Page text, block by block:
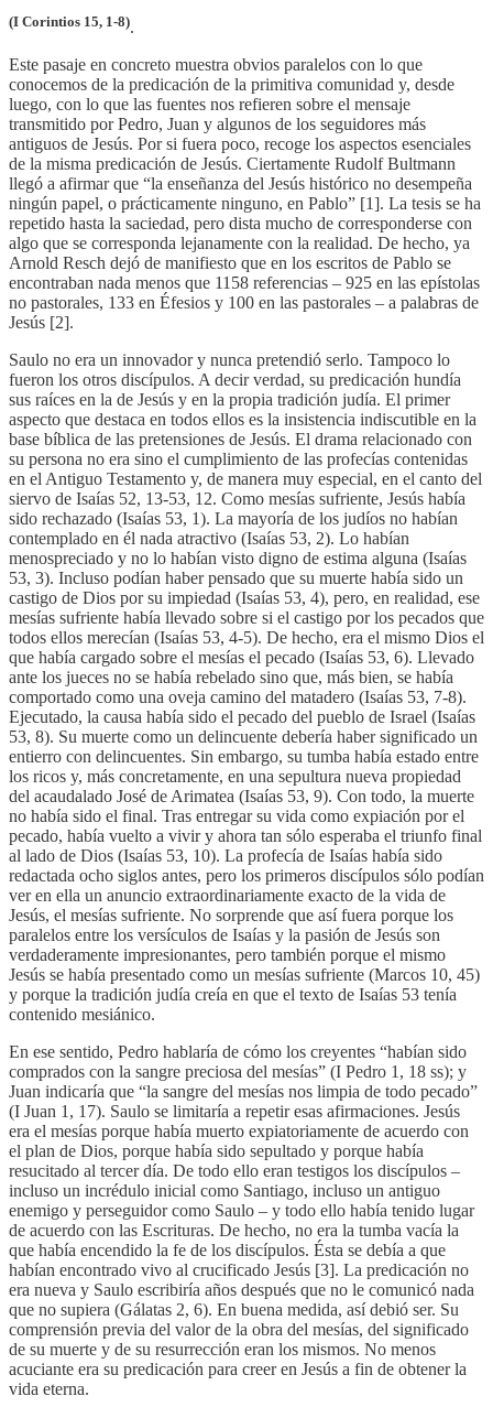
(I Corintios 15, 1-8).
Este pasaje en concreto muestra obvios paralelos con lo que
conocemos de la predicación de la primitiva comunidad y, desde
luego, con lo que las fuentes nos refieren sobre el mensaje
transmitido por Pedro, Juan y algunos de los seguidores más
antiguos de Jesús. Por si fuera poco, recoge los aspectos esenciales
de la misma predicación de Jesús. Ciertamente Rudolf Bultmann
llegó a afirmar que “la enseñanza del Jesús histórico no desempeña
ningún papel, o prácticamente ninguno, en Pablo” [1]. La tesis se ha
repetido hasta la saciedad, pero dista mucho de corresponderse con
algo que se corresponda lejanamente con la realidad. De hecho, ya
Arnold Resch dejó de manifiesto que en los escritos de Pablo se
encontraban nada menos que 1158 referencias – 925 en las epístolas
no pastorales, 133 en Éfesios y 100 en las pastorales – a palabras de
Jesús [2].
Saulo no era un innovador y nunca pretendió serlo. Tampoco lo
fueron los otros discípulos. A decir verdad, su predicación hundía
sus raíces en la de Jesús y en la propia tradición judía. El primer
aspecto que destaca en todos ellos es la insistencia indiscutible en la
base bíblica de las pretensiones de Jesús. El drama relacionado con
su persona no era sino el cumplimiento de las profecías contenidas
en el Antiguo Testamento y, de manera muy especial, en el canto del
siervo de Isaías 52, 13-53, 12. Como mesías sufriente, Jesús había
sido rechazado (Isaías 53, 1). La mayoría de los judíos no habían
contemplado en él nada atractivo (Isaías 53, 2). Lo habían
menospreciado y no lo habían visto digno de estima alguna (Isaías
53, 3). Incluso podían haber pensado que su muerte había sido un
castigo de Dios por su impiedad (Isaías 53, 4), pero, en realidad, ese
mesías sufriente había llevado sobre si el castigo por los pecados que
todos ellos merecían (Isaías 53, 4-5). De hecho, era el mismo Dios el
que había cargado sobre el mesías el pecado (Isaías 53, 6). Llevado
ante los jueces no se había rebelado sino que, más bien, se había
comportado como una oveja camino del matadero (Isaías 53, 7-8).
Ejecutado, la causa había sido el pecado del pueblo de Israel (Isaías
53, 8). Su muerte como un delincuente debería haber significado un
entierro con delincuentes. Sin embargo, su tumba había estado entre
los ricos y, más concretamente, en una sepultura nueva propiedad
del acaudalado José de Arimatea (Isaías 53, 9). Con todo, la muerte
no había sido el final. Tras entregar su vida como expiación por el
pecado, había vuelto a vivir y ahora tan sólo esperaba el triunfo final
al lado de Dios (Isaías 53, 10). La profecía de Isaías había sido
redactada ocho siglos antes, pero los primeros discípulos sólo podían
ver en ella un anuncio extraordinariamente exacto de la vida de
Jesús, el mesías sufriente. No sorprende que así fuera porque los
paralelos entre los versículos de Isaías y la pasión de Jesús son
verdaderamente impresionantes, pero también porque el mismo
Jesús se había presentado como un mesías sufriente (Marcos 10, 45)
y porque la tradición judía creía en que el texto de Isaías 53 tenía
contenido mesiánico.
En ese sentido, Pedro hablaría de cómo los creyentes “habían sido
comprados con la sangre preciosa del mesías” (I Pedro 1, 18 ss); y
Juan indicaría que “la sangre del mesías nos limpia de todo pecado”
(I Juan 1, 17). Saulo se limitaría a repetir esas afirmaciones. Jesús
era el mesías porque había muerto expiatoriamente de acuerdo con
el plan de Dios, porque había sido sepultado y porque había
resucitado al tercer día. De todo ello eran testigos los discípulos –
incluso un incrédulo inicial como Santiago, incluso un antiguo
enemigo y perseguidor como Saulo – y todo ello había tenido lugar
de acuerdo con las Escrituras. De hecho, no era la tumba vacía la
que había encendido la fe de los discípulos. Ésta se debía a que
habían encontrado vivo al crucificado Jesús [3]. La predicación no
era nueva y Saulo escribiría años después que no le comunicó nada
que no supiera (Gálatas 2, 6). En buena medida, así debió ser. Su
comprensión previa del valor de la obra del mesías, del significado
de su muerte y de su resurrección eran los mismos. No menos
acuciante era su predicación para creer en Jesús a fin de obtener la
vida eterna.